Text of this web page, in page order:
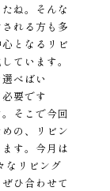
ね。そんな
れる方も多
となるリビ
ています。
べばい
要です
そこで今回
の、リビン
す。今月は
なリビング
ひ合わせて